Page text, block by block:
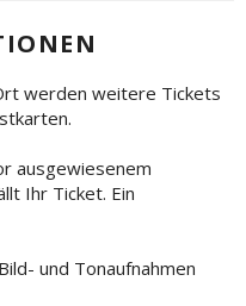
werden weitere Tickets
ausgewiesenem
Ihr Ticket. Ein
und Tonaufnahmen